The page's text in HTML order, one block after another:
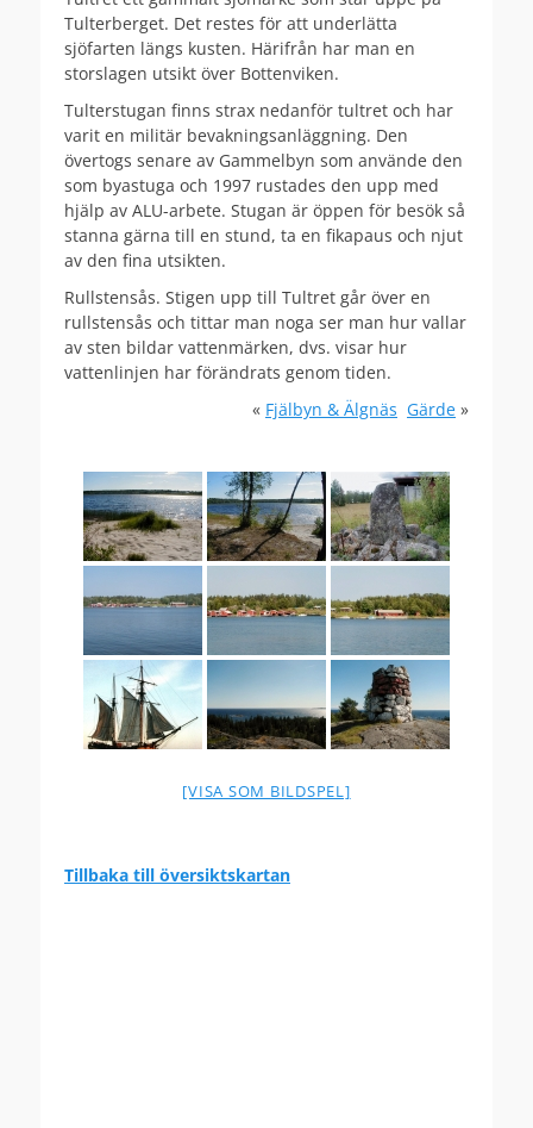
Tulterberget. Det restes för att underlätta
sjöfarten längs kusten. Härifrån har man en
storslagen utsikt över Bottenviken.
Tulterstugan finns strax nedanför tultret och har
varit en militär bevakningsanläggning. Den
övertogs senare av Gammelbyn som använde den
som byastuga och 1997 rustades den upp med
hjälp av ALU-arbete. Stugan är öppen för besök så
stanna gärna till en stund, ta en fikapaus och njut
av den fina utsikten.
Rullstensås. Stigen upp till Tultret går över en
rullstensås och tittar man noga ser man hur vallar
av sten bildar vattenmärken, dvs. visar hur
vattenlinjen har förändrats genom tiden.
« Fjälbyn & Älgnäs Gärde »
[VISA SOM BILDSPEL]
Tillbaka till översiktskartan